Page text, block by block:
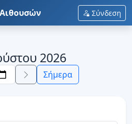
Σύνδεση
2026
Σήμερα